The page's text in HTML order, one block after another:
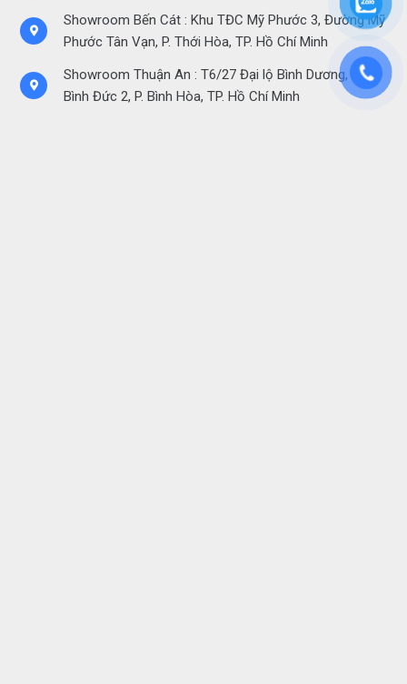
Showroom Bến Cát : Khu TĐC Mỹ Phước 3, Đường Mỹ
Phước Tân Vạn, P. Thới Hòa, TP. Hồ Chí Minh
Showroom Thuận An : T6/27 Đại lộ Bình Dương, KP.
Bình Đức 2, P. Bình Hòa, TP. Hồ Chí Minh